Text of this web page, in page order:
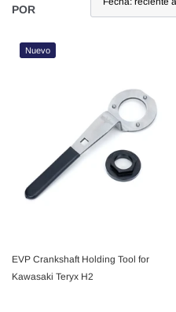
POR
Nuevo
EVP Crankshaft Holding Tool for
Kawasaki Teryx H2